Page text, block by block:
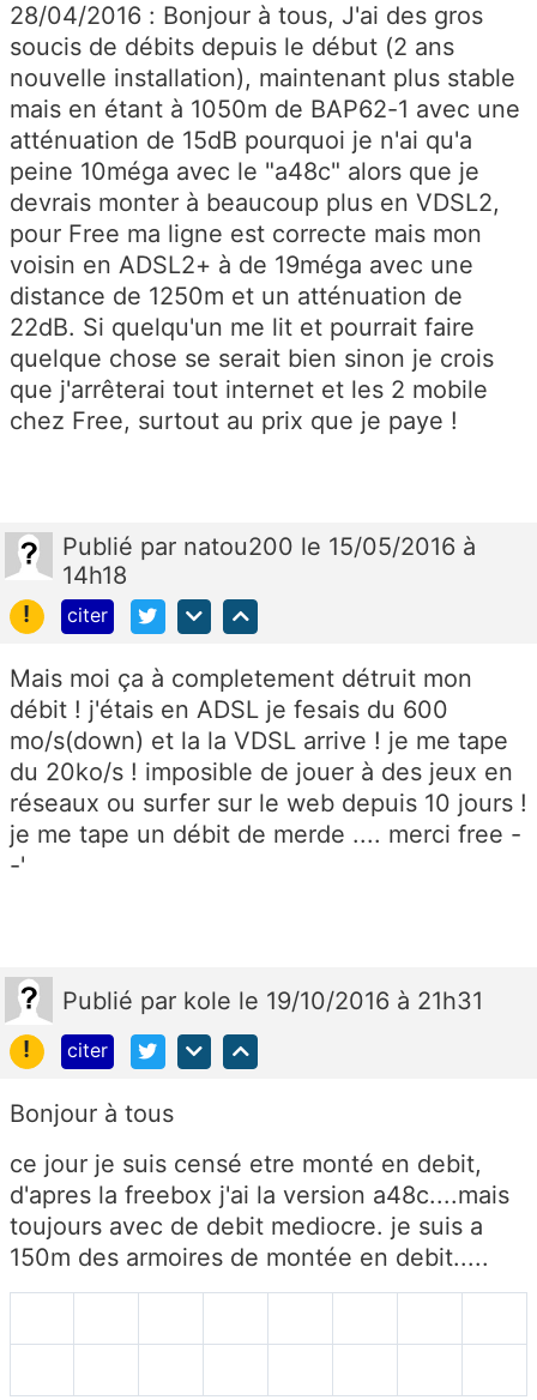
28/04/2016 : Bonjour à tous, J'ai des gros
soucis de débits depuis le début (2 ans
nouvelle installation), maintenant plus stable
mais en étant à 1050m de BAP62-1 avec une
atténuation de 15dB pourquoi je n'ai qu'a
peine 10méga avec le "a48c" alors que je
devrais monter à beaucoup plus en VDSL2,
pour Free ma ligne est correcte mais mon
voisin en ADSL2+ à de 19méga avec une
distance de 1250m et un atténuation de
22dB. Si quelqu'un me lit et pourrait faire
quelque chose se serait bien sinon je crois
que j'arrêterai tout internet et les 2 mobile
chez Free, surtout au prix que je paye !
Publié par natou200 le 15/05/2016 à
14h18
!
citer
Mais moi ça à completement détruit mon
débit ! j'étais en ADSL je fesais du 600
mo/s(down) et la la VDSL arrive ! je me tape
du 20ko/s ! imposible de jouer à des jeux en
réseaux ou surfer sur le web depuis 10 jours !
je me tape un débit de merde .... merci free -
-'
Publié par kole le 19/10/2016 à 21h31
!
citer
Bonjour à tous
ce jour je suis censé etre monté en debit,
d'apres la freebox j'ai la version a48c....mais
toujours avec de debit mediocre. je suis a
150m des armoires de montée en debit.....